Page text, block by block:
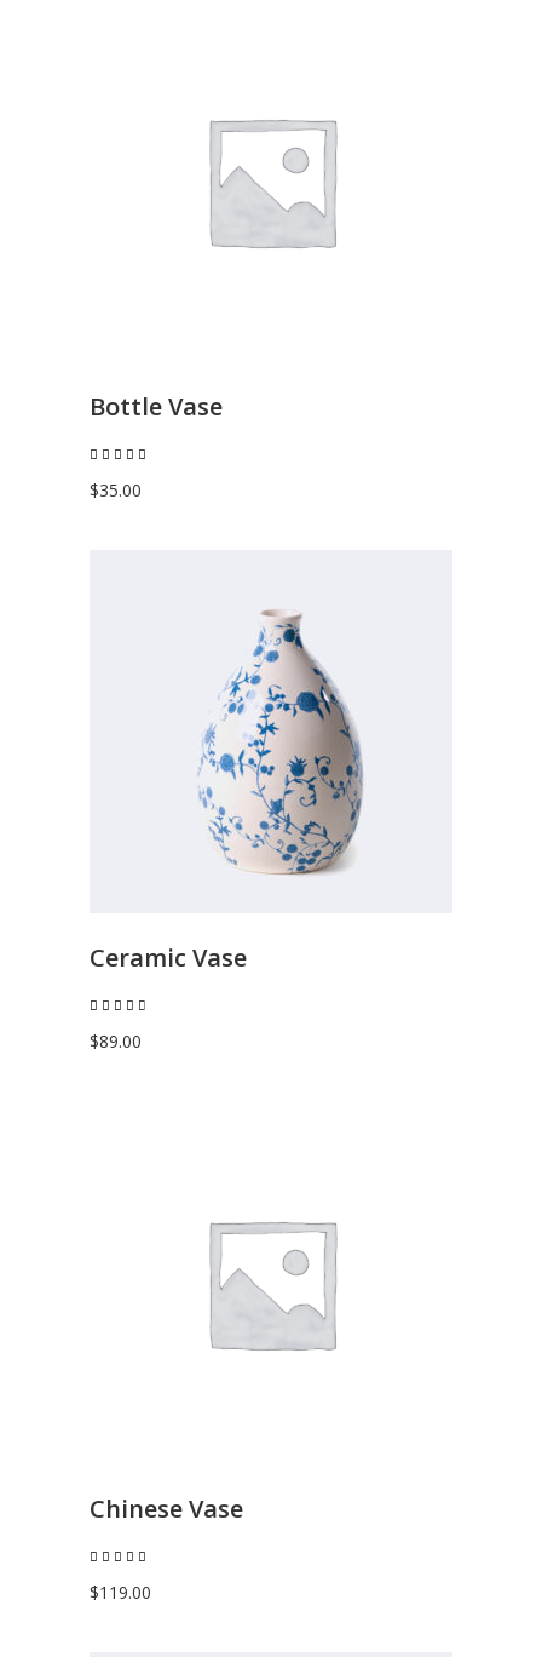
AGGIUNGI AL CARRELLO
Bottle Vase
su 5
$35.00
AGGIUNGI AL CARRELLO
Ceramic Vase
su 5
$89.00
AGGIUNGI AL CARRELLO
Chinese Vase
su 5
$119.00